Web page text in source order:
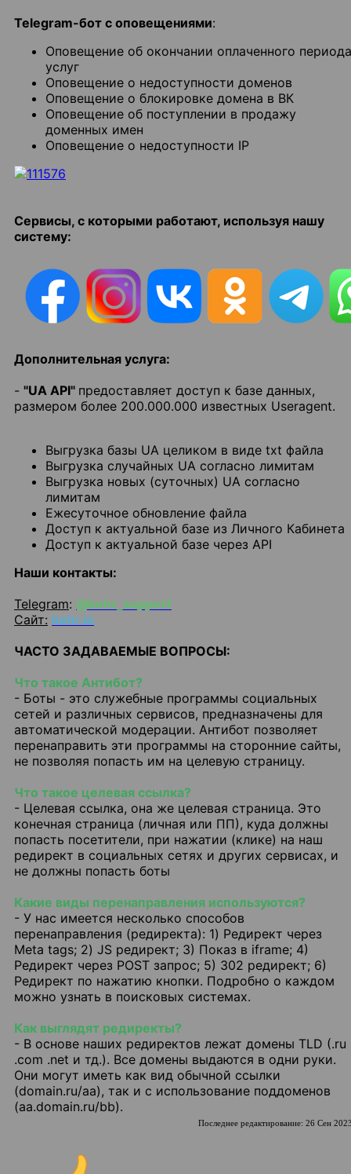
Telegram-бот с оповещениями:
Оповещение об окончании оплаченного периода
услуг
Оповещение о недоступности доменов
Оповещение о блокировке домена в ВК
Оповещение об поступлении в продажу
доменных имен
Оповещение о недоступности IP
Сервисы, с которыми работают, используя нашу
систему:
Дополнительная услуга:
- "UA API" предоставляет доступ к базе данных,
размером более 200.000.000 известных Useragent.
Выгрузка базы UA целиком в виде txt файла
Выгрузка случайных UA согласно лимитам
Выгрузка новых (суточных) UA согласно
лимитам
Ежесуточное обновление файла
Доступ к актуальной базе из Личного Кабинета
Доступ к актуальной базе через API
Наши контакты:
Telegram: @kehr_support
Сайт: kehr.io
ЧАСТО ЗАДАВАЕМЫЕ ВОПРОСЫ:
Что такое Антибот?
- Боты - это служебные программы социальных
сетей и различных сервисов, предназначены для
автоматической модерации. Антибот позволяет
перенаправить эти программы на сторонние сайты,
не позволяя попасть им на целевую страницу.
Что такое целевая ссылка?
- Целевая ссылка, она же целевая страница. Это
конечная страница (личная или ПП), куда должны
попасть посетители, при нажатии (клике) на наш
редирект в социальных сетях и других сервисах, и
не должны попасть боты
Какие виды перенаправления используются?
- У нас имеется несколько способов
перенаправления (редиректа): 1) Редирект через
Meta tags; 2) JS редирект; 3) Показ в iframe; 4)
Редирект через POST запрос; 5) 302 редирект; 6)
Редирект по нажатию кнопки. Подробно о каждом
можно узнать в поисковых системах.
Как выглядят редиректы?
- В основе наших редиректов лежат домены TLD (.ru
.com .net и тд.). Все домены выдаются в одни руки.
Они могут иметь как вид обычной ссылки
(domain.ru/aa), так и с использование поддоменов
(aa.domain.ru/bb).
Последнее редактирование: 26 Сен